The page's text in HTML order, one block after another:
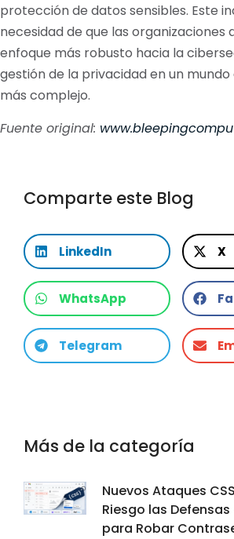
protección de datos sensibles. Este
necesidad de que las organizaciones
enfoque más robusto hacia la
gestión de la privacidad en un
más complejo.
Fuente original:
Comparte este Blog
LinkedIn X
WhatsApp
Telegram
Más de la categoría
Nuevos Ataques
Riesgo las
para Robar